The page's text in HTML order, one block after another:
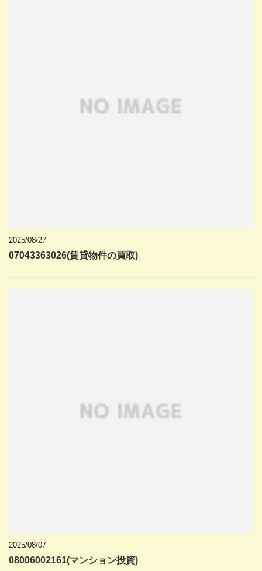
2025/08/27
07043363026(賃貸物件の買取)
2025/08/07
08006002161(マンション投資)